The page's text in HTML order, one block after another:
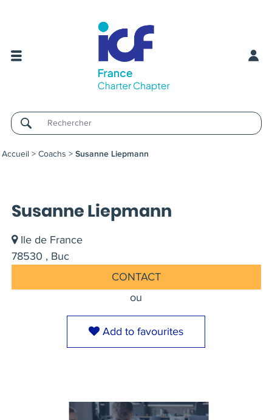
Username
Accueil > Coachs > Susanne Liepmann
Susanne Liepmann
Ile de France
78530 , Buc
CONTACT
ou
Add to favourites